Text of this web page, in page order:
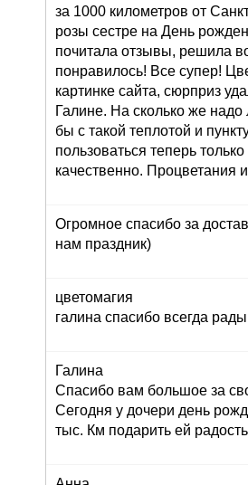
за 1000 километров от
розы сестре на День
почитала отзывы, решила
понравилось! Все супер!
картинке сайта, сюрприз
Галине. На сколько же
бы с такой теплотой и
пользоваться теперь
качественно. Процветания
Огромное спасибо за
нам праздник)
цветомагия
галина спасибо всегда
Галина
Спасибо вам большое за
Сегодня у дочери день
тыс. Км подарить ей